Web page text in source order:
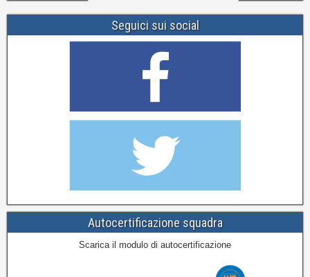
Seguici sui social
Autocertificazione squadra
Scarica il modulo di autocertificazione